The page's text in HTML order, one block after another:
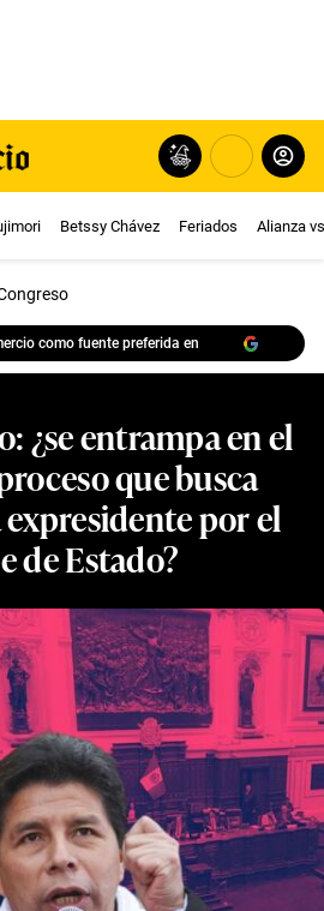
Betssy Chávez Feriados Alianza
como fuente preferida en
¿se entrampa en el
que busca
por el
de Estado?